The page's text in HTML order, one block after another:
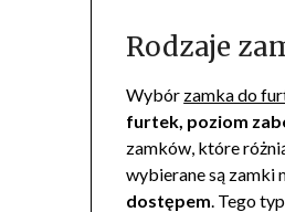
Rodzaje
Wybór zamka do
furtek, poziom
zamków, które
wybierane są zamki
dostępem . Tego